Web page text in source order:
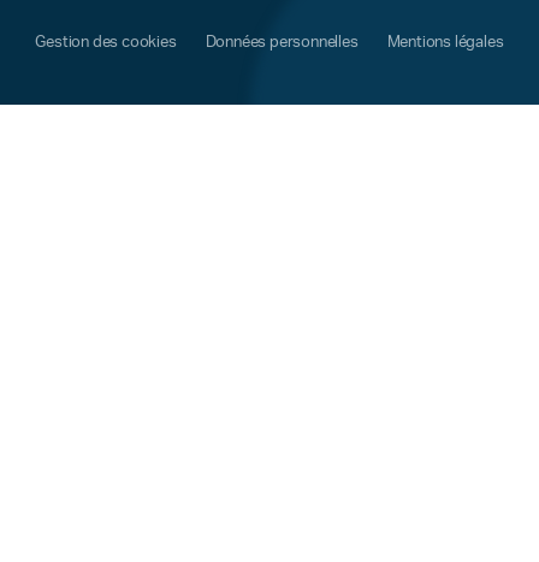
Gestion des cookies Données personnelles Mentions légales